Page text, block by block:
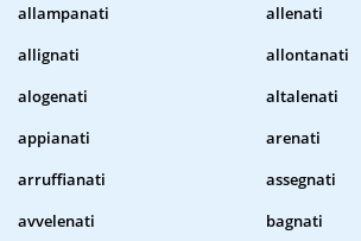
allampanati
allenati
allignati
allontanati
alogenati
altalenati
appianati
arenati
arruffianati
assegnati
avvelenati
bagnati